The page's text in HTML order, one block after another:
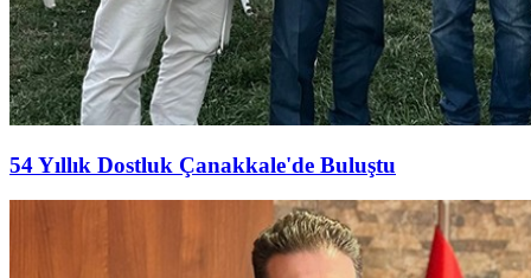
54 Yıllık Dostluk Çanakkale'de Buluştu